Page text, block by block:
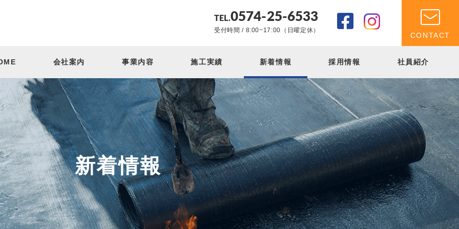
TEL.0574-25-6533
受付時間 / 8:00~17:00（日曜定休）
CONTACT
会社案内 事業内容 施工実績 新着情報 採用情報 社員紹介
新着情報